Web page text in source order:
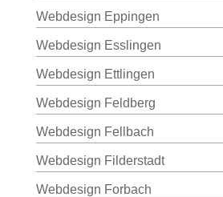
Webdesign Eppingen
Webdesign Esslingen
Webdesign Ettlingen
Webdesign Feldberg
Webdesign Fellbach
Webdesign Filderstadt
Webdesign Forbach